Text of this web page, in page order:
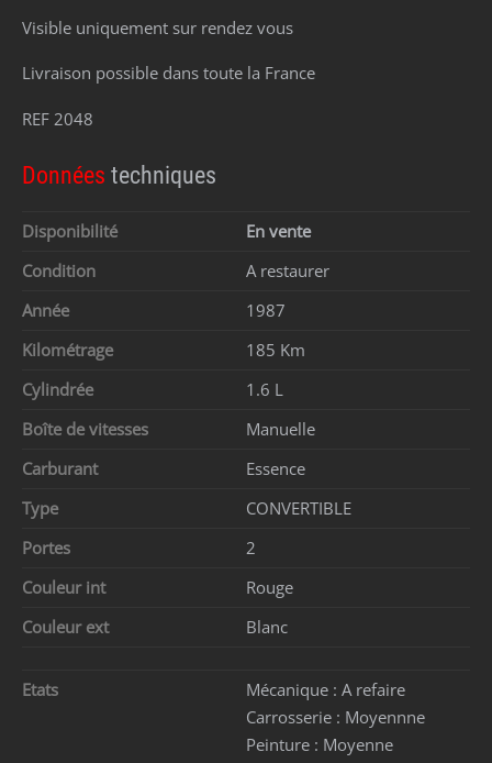
Visible uniquement sur rendez vous
Livraison possible dans toute la France
REF 2048
Données techniques
Disponibilité
En vente
Condition
A restaurer
Année
1987
Kilométrage
185 Km
Cylindrée
1.6 L
Boîte de vitesses
Manuelle
Carburant
Essence
Type
CONVERTIBLE
Portes
2
Couleur int
Rouge
Couleur ext
Blanc
Etats Mécanique : A refaire
Carrosserie : Moyennne
Peinture : Moyenne